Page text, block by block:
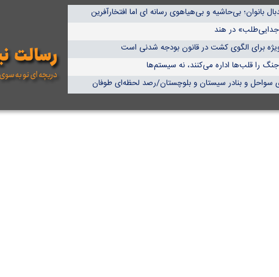
بانوان؛ بی‌حاشیه و بی‌هیاهوی رسانه ای اما افتخارآفرین
در هند
برای الگوی کشت در قانون بودجه شدنی است
را قلب‌ها اداره می‌کنند، نه سیستم‌ها
سواحل و بنادر سیستان و بلوچستان/رصد لحظه‌ای طوفان